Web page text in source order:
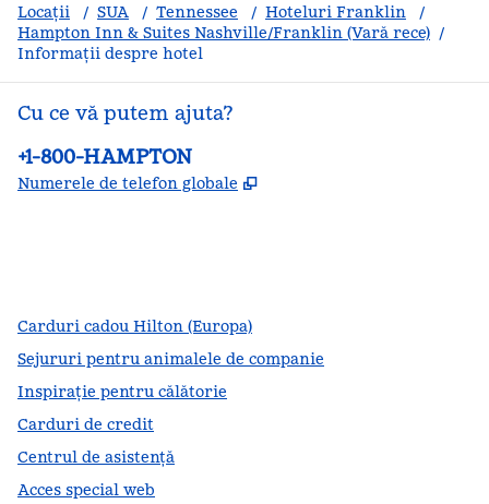
Locații / SUA / Tennessee / Hoteluri Franklin
/
Hampton Inn & Suites Nashville/Franklin (Vară rece) /
Informații despre hotel
Cu ce vă putem ajuta?
Telefon:
+1-800-HAMPTON
Numerele de telefon globale ,
Carduri cadou Hilton (Europa)
Sejururi pentru animalele de companie
Inspirație pentru călătorie
Carduri de credit
Centrul de asistență
Acces special web